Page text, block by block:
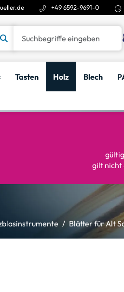
+49 6592-9691-0
Tasten Holz Blech
gilt nicht
Blätter für Alt